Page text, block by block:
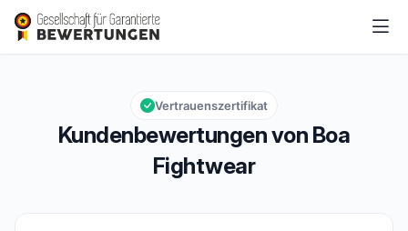
Boa Fightwear
Gesamtbewertung: 9,8 von 10
9,8/10
Kundenbewertungen von Boa
Fightwear
Vertrauenszertifikat